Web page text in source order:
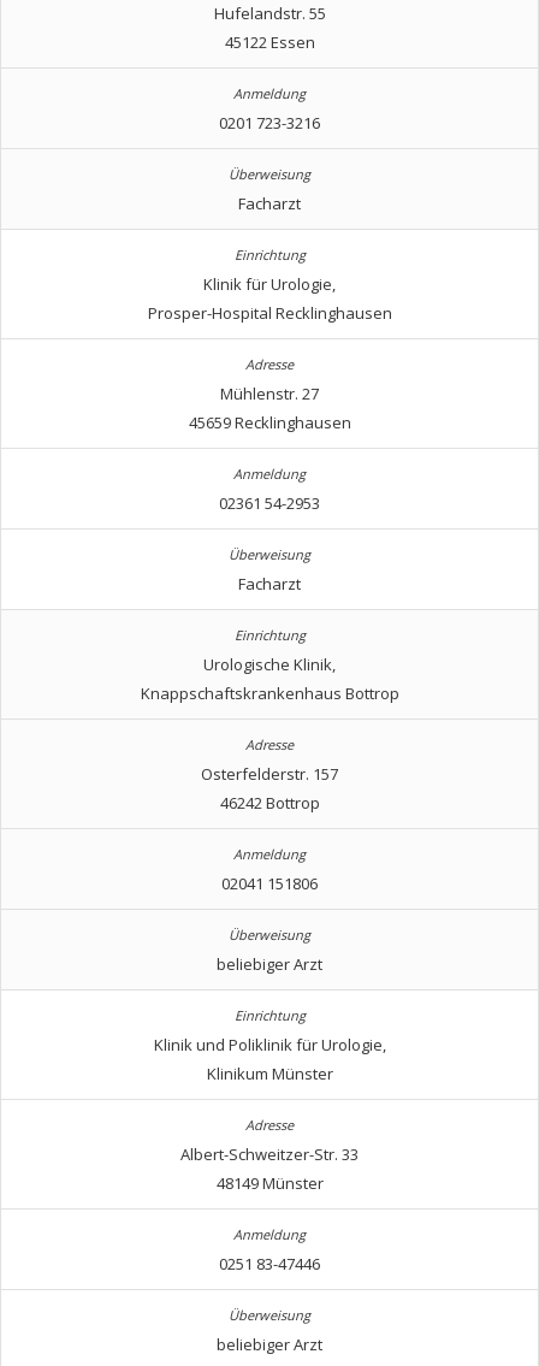
Hufelandstr. 55
45122 Essen
0201 723-3216
Facharzt
Klinik für Urologie,
Prosper-Hospital Recklinghausen
Mühlenstr. 27
45659 Recklinghausen
02361 54-2953
Facharzt
Urologische Klinik,
Knappschaftskrankenhaus Bottrop
Osterfelderstr. 157
46242 Bottrop
02041 151806
beliebiger Arzt
Klinik und Poliklinik für Urologie,
Klinikum Münster
Albert-Schweitzer-Str. 33
48149 Münster
0251 83-47446
beliebiger Arzt